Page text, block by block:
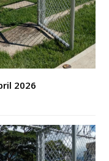
2026